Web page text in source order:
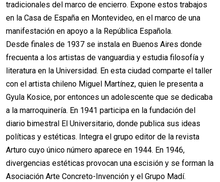
tradicionales del marco de encierro. Expone estos trabajos
en la Casa de España en Montevideo, en el marco de una
manifestación en apoyo a la República Española.
Desde finales de 1937 se instala en Buenos Aires donde
frecuenta a los artistas de vanguardia y estudia filosofía y
literatura en la Universidad. En esta ciudad comparte el taller
con el artista chileno Miguel Martínez, quien le presenta a
Gyula Kosice, por entonces un adolescente que se dedicaba
a la marroquinería. En 1941 participa en la fundación del
diario bimestral El Universitario, donde publica sus ideas
políticas y estéticas. Integra el grupo editor de la revista
Arturo cuyo único número aparece en 1944. En 1946,
divergencias estéticas provocan una escisión y se forman la
Asociación Arte Concreto-Invención y el Grupo Madí.